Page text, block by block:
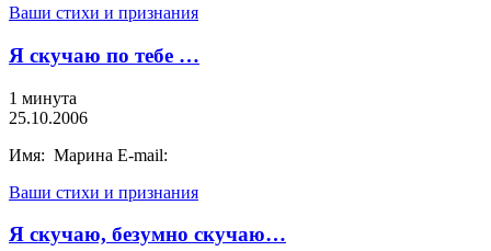
Ваши стихи и признания
Я скучаю по тебе …
1 минута
25.10.2006
Имя: Марина E-mail:
Ваши стихи и признания
Я скучаю, безумно скучаю…